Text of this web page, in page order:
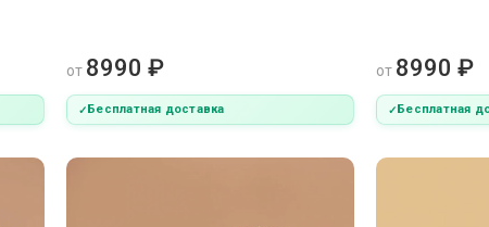
от 8990 ₽
Бесплатная доставка
от 8990 ₽
Бесплатная